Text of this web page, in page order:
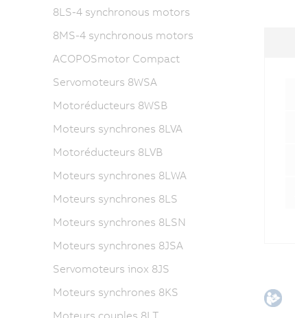
8LS-4 synchronous motors
8MS-4 synchronous motors
ACOPOSmotor Compact
Servomoteurs 8WSA
Motoréducteurs 8WSB
Moteurs synchrones 8LVA
Motoréducteurs 8LVB
Moteurs synchrones 8LWA
Moteurs synchrones 8LS
Moteurs synchrones 8LSN
Moteurs synchrones 8JSA
Servomoteurs inox 8JS
Moteurs synchrones 8KS
Moteurs couples 8LT